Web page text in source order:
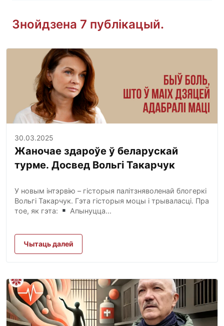
Знойдзена 7 публікацый.
30.03.2025
Жаночае здароўе ў беларускай
турме. Досвед Вольгі Такарчук
У новым інтэрвію – гісторыя палітзняволенай блогеркі
Вольгі Такарчук. Гэта гісторыя моцы і трываласці. Пра
тое, як гэта:
Апынуцца...
Чытаць далей